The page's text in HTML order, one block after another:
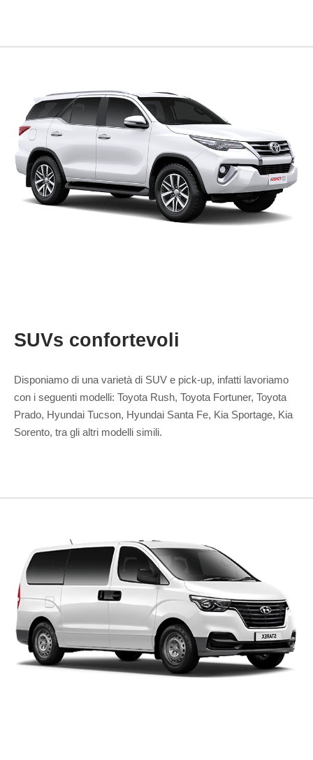
SUVs confortevoli
Disponiamo di una varietà di SUV e pick-up, infatti lavoriamo
con i seguenti modelli: Toyota Rush, Toyota Fortuner, Toyota
Prado, Hyundai Tucson, Hyundai Santa Fe, Kia Sportage, Kia
Sorento, tra gli altri modelli simili.